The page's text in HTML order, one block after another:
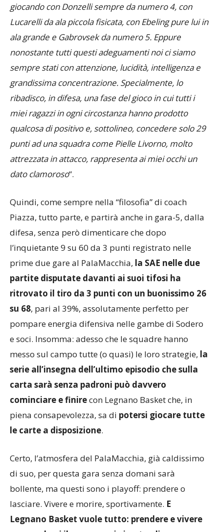
giocando con Donzelli sempre da numero 4, con
Lucarelli da ala piccola fisicata, con Ebeling pure lui in
ala grande e Gabrovsek da numero 5. Eppure
nonostante tutti questi adeguamenti noi ci siamo
sempre stati con attenzione, lucidità, intelligenza e
grandissima concentrazione. Specialmente, lo
ribadisco, in difesa, una fase del gioco in cui tutti i
miei ragazzi in ogni circostanza hanno prodotto
qualcosa di positivo e, sottolineo, concedere solo 29
punti ad una squadra come Pielle Livorno, molto
attrezzata in attacco, rappresenta ai miei occhi un
dato clamoroso“.
Quindi, come sempre nella “filosofia” di coach
Piazza, tutto parte, e partirà anche in gara-5, dalla
difesa, senza però dimenticare che dopo
l’inquietante 9 su 60 da 3 punti registrato nelle
prime due gare al PalaMacchia, la SAE nelle due
partite disputate davanti ai suoi tifosi ha
ritrovato il tiro da 3 punti con un buonissimo 26
su 68, pari al 39%, assolutamente perfetto per
pompare energia difensiva nelle gambe di Sodero
e soci. Insomma: adesso che le squadre hanno
messo sul campo tutte (o quasi) le loro strategie, la
serie all’insegna dell’ultimo episodio che sulla
carta sarà senza padroni può davvero
cominciare e finirecon Legnano Basket che, in
piena consapevolezza, sa di potersi giocare tutte
le carte a disposizione.
Certo, l’atmosfera del PalaMacchia, già caldissimo
di suo, per questa gara senza domani sarà
bollente, ma questi sono i playoff: prendere o
lasciare. Vivere e morire, sportivamente. E
Legnano Basket vuole tutto: prendere e vivere